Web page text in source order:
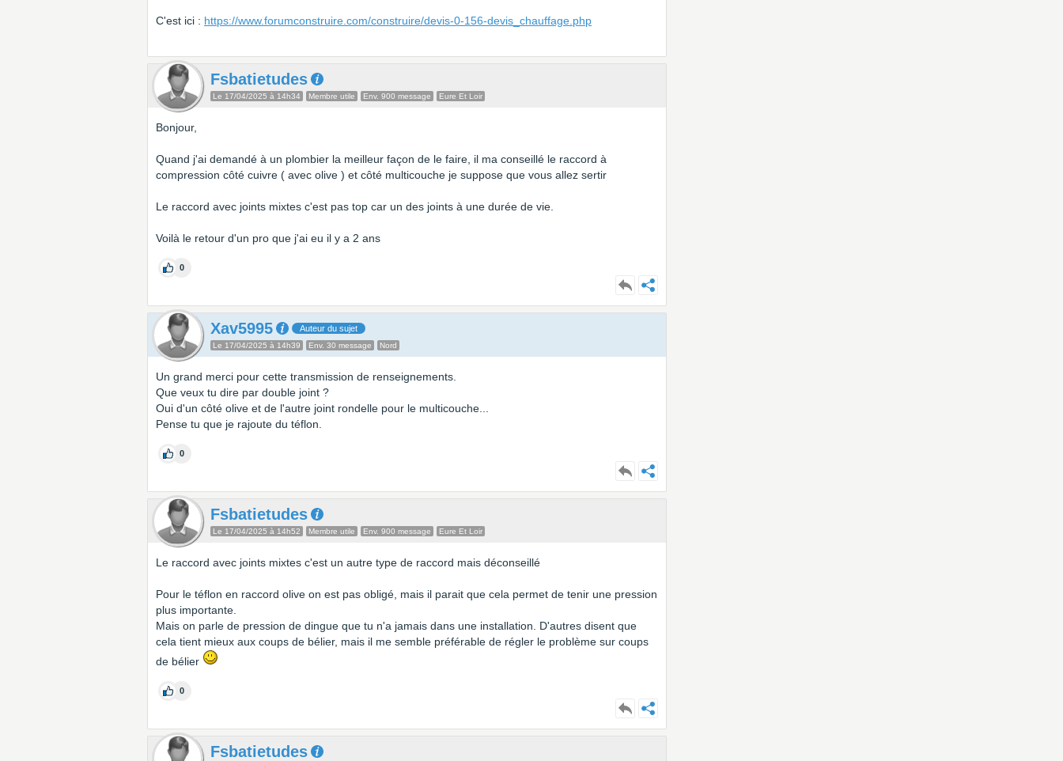
C'est ici : https://www.forumconstruire.com/construire/devis-0-156-devis_chauffage.php
Fsbatietudes
Le 17/04/2025 à 14h34 Membre utile Env. 900 message Eure Et Loir
Bonjour,
Quand j'ai demandé à un plombier la meilleur façon de le faire, il ma conseillé le raccord à
compression côté cuivre ( avec olive ) et côté multicouche je suppose que vous allez sertir
Le raccord avec joints mixtes c'est pas top car un des joints à une durée de vie.
Voilà le retour d'un pro que j'ai eu il y a 2 ans
0
Xav5995 Auteur du sujet
Le 17/04/2025 à 14h39 Env. 30 message Nord
Un grand merci pour cette transmission de renseignements.
Que veux tu dire par double joint ?
Oui d'un côté olive et de l'autre joint rondelle pour le multicouche...
Pense tu que je rajoute du téflon.
0
Fsbatietudes
Le 17/04/2025 à 14h52 Membre utile Env. 900 message Eure Et Loir
Le raccord avec joints mixtes c'est un autre type de raccord mais déconseillé
Pour le téflon en raccord olive on est pas obligé, mais il parait que cela permet de tenir une pression
plus importante.
Mais on parle de pression de dingue que tu n'a jamais dans une installation. D'autres disent que
cela tient mieux aux coups de bélier, mais il me semble préférable de régler le problème sur coups
de bélier
0
Fsbatietudes